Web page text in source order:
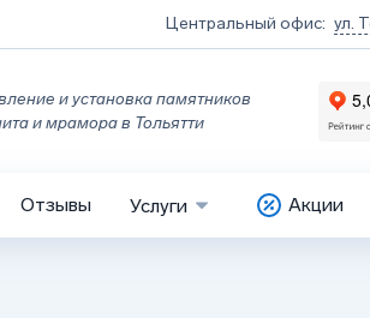
Центральный офис: ул.
и установка памятников
и мрамора в Тольятти
Отзывы Услуги Акции